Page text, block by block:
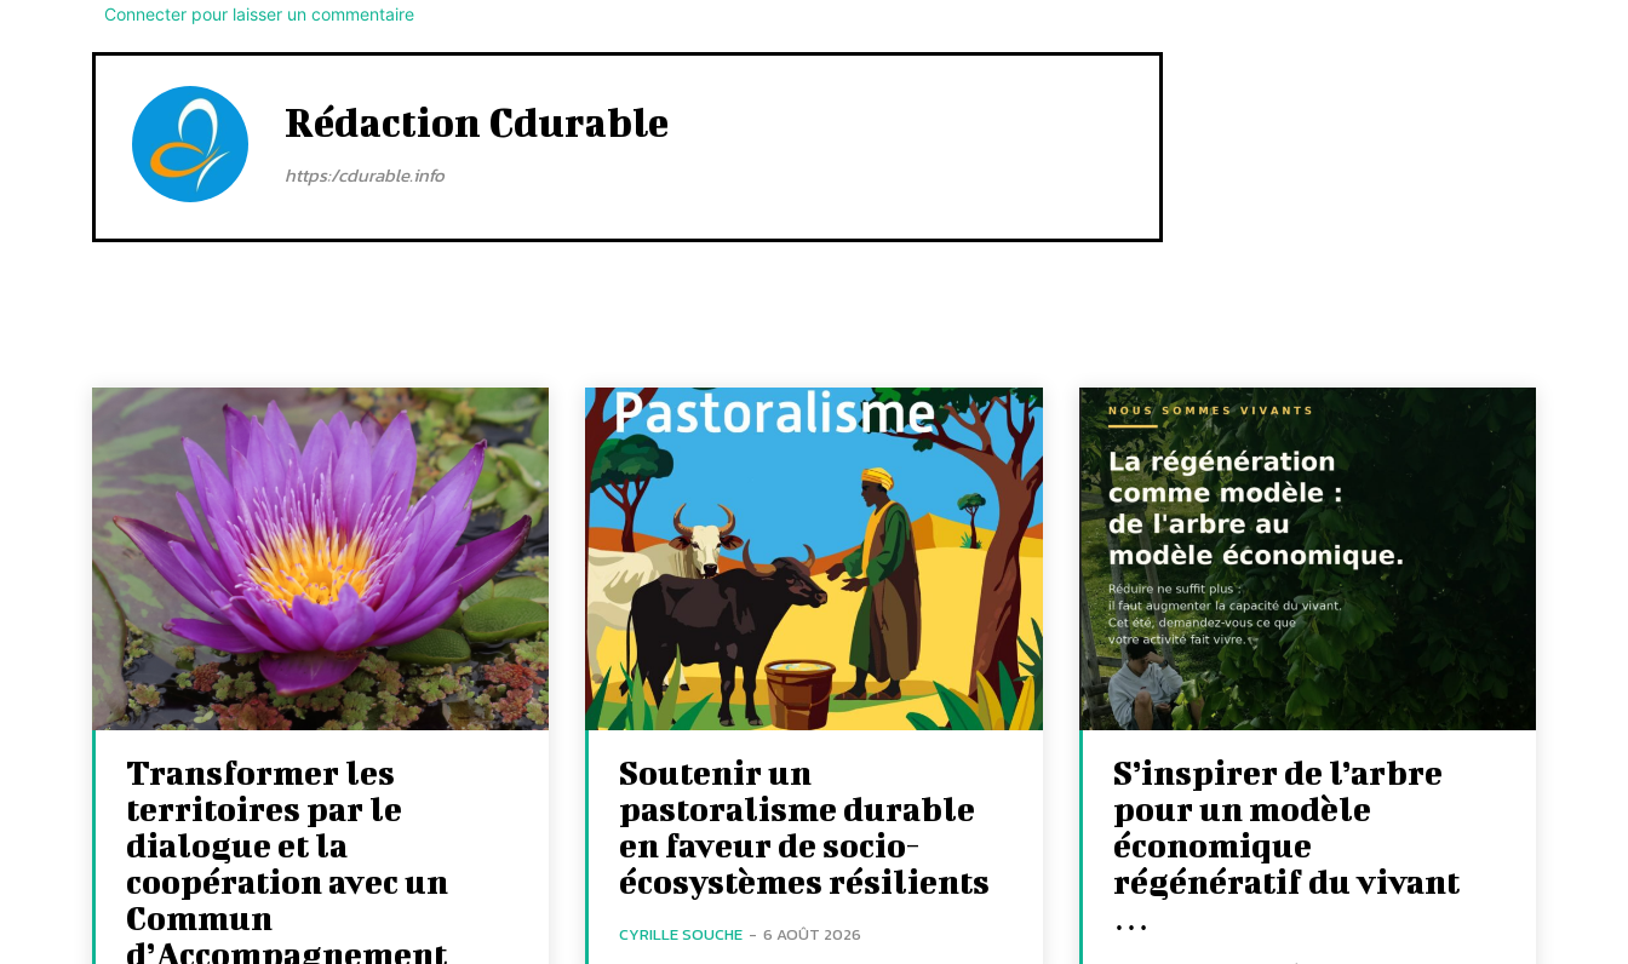
Connecter pour laisser un commentaire
Rédaction Cdurable
https:/cdurable.info
Transformer les
territoires par le
dialogue et la
coopération avec un
Commun
d’Accompagnement
Soutenir un
pastoralisme durable
en faveur de socio-
écosystèmes résilients
CYRILLE SOUCHE - 6 AOÛT 2026
S’inspirer de l’arbre
pour un modèle
économique
régénératif du vivant
…